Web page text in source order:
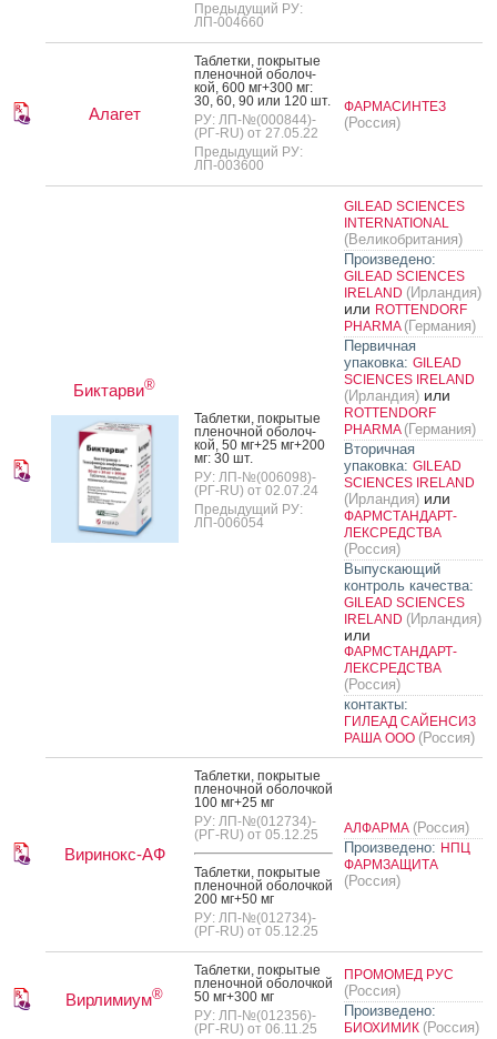
Предыдущий РУ:
ЛП-004660
Алагет
Таб­летки, пок­ры­тые
пле­ноч­ной обо­лоч­
кой, 600 мг+300 мг:
30, 60, 90 или 120 шт.
РУ: ЛП-№(000844)-
(РГ-RU) от 27.05.22
Предыдущий РУ:
ЛП-003600
ФАРМАСИНТЕЗ
(Россия)
Биктарви®
Таб­летки, пок­ры­тые
пле­ноч­ной обо­лоч­
кой, 50 мг+25 мг+200
мг: 30 шт.
РУ: ЛП-№(006098)-
(РГ-RU) от 02.07.24
Предыдущий РУ:
ЛП-006054
GILEAD SCIENCES
INTERNATIONAL
(Великобритания)
Произведено:
GILEAD SCIENCES
IRELAND (Ирландия)
или ROTTENDORF
PHARMA (Германия)
Первичная
упаковка: GILEAD
SCIENCES IRELAND
(Ирландия) или
ROTTENDORF
PHARMA (Германия)
Вторичная
упаковка: GILEAD
SCIENCES IRELAND
(Ирландия) или
ФАРМСТАНДАРТ-
ЛЕКСРЕДСТВА
(Россия)
Выпускающий
контроль качества:
GILEAD SCIENCES
IRELAND (Ирландия)
или
ФАРМСТАНДАРТ-
ЛЕКСРЕДСТВА
(Россия)
контакты:
ГИЛЕАД САЙЕНСИЗ
РАША ООО (Россия)
Виринокс-АФ
Таб­летки, пок­ры­тые
пле­ноч­ной обо­лоч­кой
100 мг+25 мг
РУ: ЛП-№(012734)-
(РГ-RU) от 05.12.25
Таб­летки, пок­ры­тые
пле­ноч­ной обо­лоч­кой
200 мг+50 мг
РУ: ЛП-№(012734)-
(РГ-RU) от 05.12.25
АЛФАРМА (Россия)
Произведено: НПЦ
ФАРМЗАЩИТА
(Россия)
Вирлимиум®
Таб­летки, пок­ры­тые
пле­ноч­ной обо­лоч­кой
50 мг+300 мг
РУ: ЛП-№(012356)-
(РГ-RU) от 06.11.25
ПРОМОМЕД РУС
(Россия)
Произведено:
БИОХИМИК (Россия)